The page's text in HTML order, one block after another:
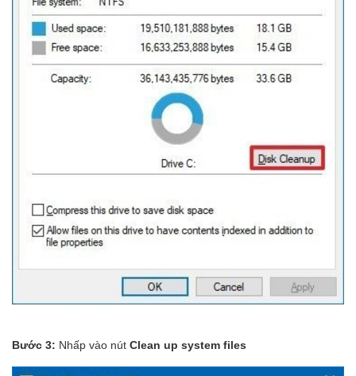
Bước 3: Nhấp vào nút Clean up system files